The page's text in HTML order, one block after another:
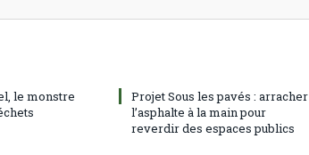
le monstre
Projet Sous les pavés : arracher
l’asphalte à la main pour
reverdir des espaces publics